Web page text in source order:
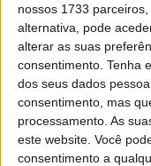
nossos 1733
alternativa, pode
alterar as suas
consentimento. Tenha
dos seus dados
consentimento, mas
processamento. As
este website. Você
consentimento a
ter
28
16